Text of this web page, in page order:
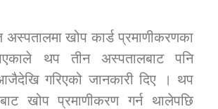
खोप कार्ड प्रमाणीकरणका
थप तीन अस्पतालबाट पनि
गरिएको जानकारी दिए । थप
खोप प्रमाणीकरण गर्न थालेपछि